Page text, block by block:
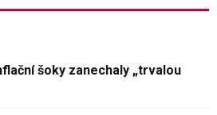
šoky zanechaly „trvalou